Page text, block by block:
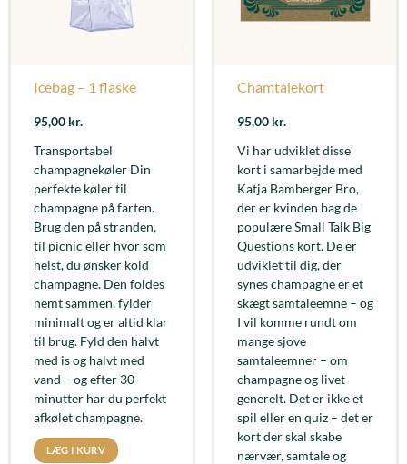
Icebag – 1 flaske
95,00 kr.
Transportabel
champagnekøler Din
perfekte køler til
champagne på farten.
Brug den på stranden,
til picnic eller hvor som
helst, du ønsker kold
champagne. Den foldes
nemt sammen, fylder
minimalt og er altid klar
til brug. Fyld den halvt
med is og halvt med
vand – og efter 30
minutter har du perfekt
afkølet champagne.
LÆG I KURV
Chamtalekort
95,00 kr.
Vi har udviklet disse
kort i samarbejde med
Katja Bamberger Bro,
der er kvinden bag de
populære Small Talk Big
Questions kort. De er
udviklet til dig, der
synes champagne er et
skægt samtaleemne – og
I vil komme rundt om
mange sjove
samtaleemner – om
champagne og livet
generelt. Det er ikke et
spil eller en quiz – det er
kort der skal skabe
nærvær, samtale og